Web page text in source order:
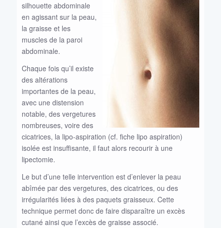
silhouette abdominale
en agissant sur la peau,
la graisse et les
muscles de la paroi
abdominale.
Chaque fois qu’il existe
des altérations
importantes de la peau,
avec une distension
notable, des vergetures
nombreuses, voire des
cicatrices, la lipo-aspiration (cf. fiche lipo aspiration)
isolée est insuffisante, il faut alors recourir à une
lipectomie.
Le but d’une telle intervention est d’enlever la peau
abîmée par des vergetures, des cicatrices, ou des
irrégularités liées à des paquets graisseux. Cette
technique permet donc de faire disparaître un excès
cutané ainsi que l’excès de graisse associé.